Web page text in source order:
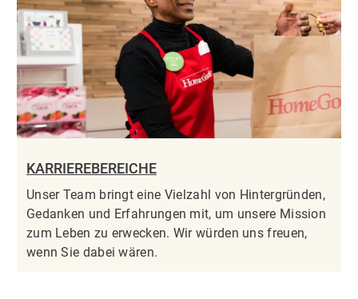
KARRIEREBEREICHE
Unser Team bringt eine Vielzahl von Hintergründen,
Gedanken und Erfahrungen mit, um unsere Mission
zum Leben zu erwecken. Wir würden uns freuen,
wenn Sie dabei wären.